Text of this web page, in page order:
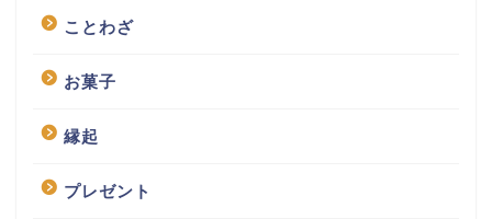
ことわざ
お菓子
縁起
プレゼント